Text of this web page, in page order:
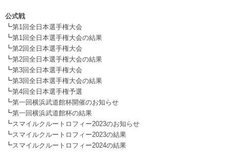
公式戦
┗第1回全日本選手権大会
┗第1回全日本選手権大会の結果
┗第2回全日本選手権大会
┗第2回全日本選手権大会の結果
┗第3回全日本選手権大会
┗第3回全日本選手権大会の結果
┗第4回全日本選手権予選
┗第一回横浜武道館杯開催のお知らせ
┗第一回横浜武道館杯の結果
┗スマイルクルートロフィー2023のお知らせ
┗スマイルクルートロフィー2023の結果
┗スマイルクルートロフィー2024の結果